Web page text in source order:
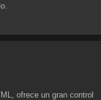
ofrece un gran control